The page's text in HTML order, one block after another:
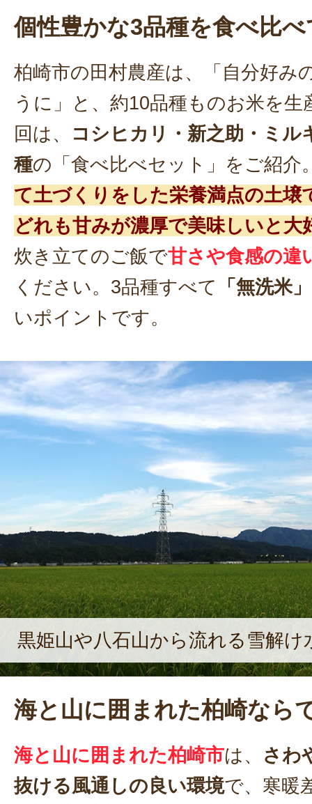
個性豊かな3品種を食べ比
柏崎市の田村農産は、「自分好み
うに」と、約10品種ものお米を生
回は、
コシヒカリ・新之助・ミル
種の「食べ比べセット」をご紹介
て土づくりをした栄養満点の土壌
どれも甘みが濃厚で美味しいと大
炊き立てのご飯で甘さや食感の違
ください。3品種すべて
「無洗米」
いポイントです。
黒姫山や八石山から流れる雪解け
海と山に囲まれた柏崎なら
海と山に囲まれた柏崎市は、 さわ
抜ける風通しの良い環境で、寒暖